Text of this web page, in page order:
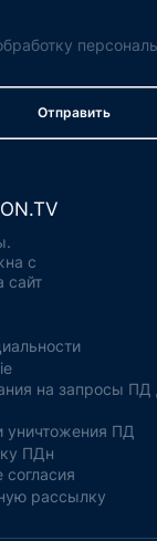
Отправить
с
сайт
на запросы
уничтожения ПД
ПДн
согласия
рассылку